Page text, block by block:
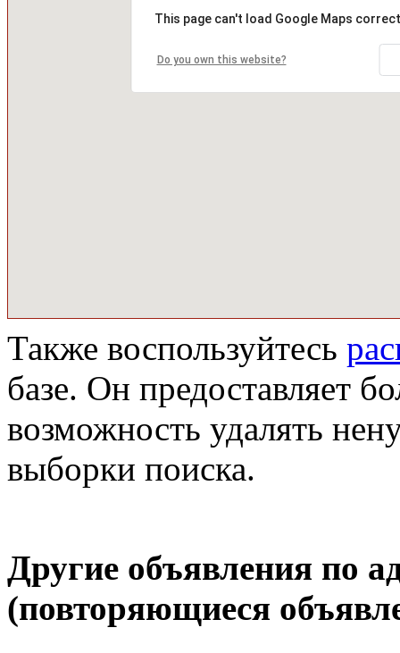
This page can't load Google Maps
Do you own this website?
Также воспользуйтесь
базе. Он предоставляет
возможность удалять
выборки поиска.
Другие объявления по
(повторяющиеся